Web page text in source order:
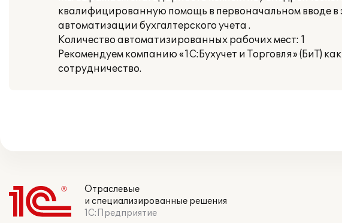
квалифицированную помощь в первоначальном вводе
автоматизации бухгалтерского учета .
Количество автоматизированных рабочих мест: 1
Рекомендуем компанию «1С:Бухучет и Торговля» (БиТ)
сотрудничество.
Отраслевые
и специализированные решения
1С:Предприятие